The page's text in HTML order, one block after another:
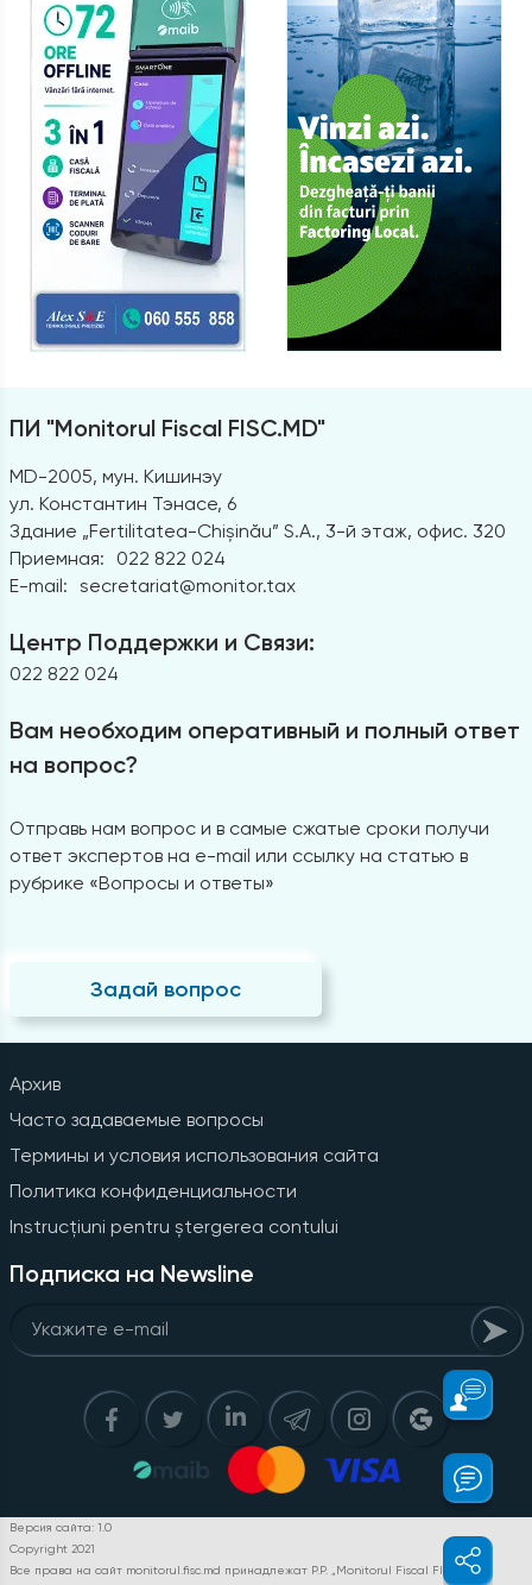
ПИ "Monitorul Fiscal FISC.MD"
MD-2005, мун. Кишинэу
ул. Константин Тэнасе, 6
Здание „Fertilitatea-Chișinău” S.A., 3-й этаж, офис. 320
Приемная:
022 822 024
E-mail: secretariat@monitor.tax
Центр Поддержки и Связи:
022 822 024
Вам необходим оперативный и полный ответ
на вопрос?
Отправь нам вопрос и в самые сжатые сроки получи
ответ экспертов на e-mail или ссылку на статью в
рубрике «Вопросы и ответы»
Задай вопрос
Архив
Часто задаваемые вопросы
Термины и условия использования сайта
Политика конфиденциальности
Instrucțiuni pentru ștergerea contului
Подписка на Newsline
Версия сайта: 1.0
Copyright 2021
Все права на сайт monitorul.fisc.md принадлежат P.P. „Monitorul Fiscal FISC.MD”.